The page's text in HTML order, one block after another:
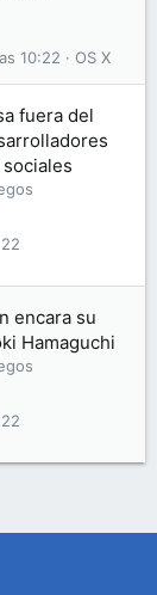
OS X
10:22
fuera del
encara su
Hamaguchi